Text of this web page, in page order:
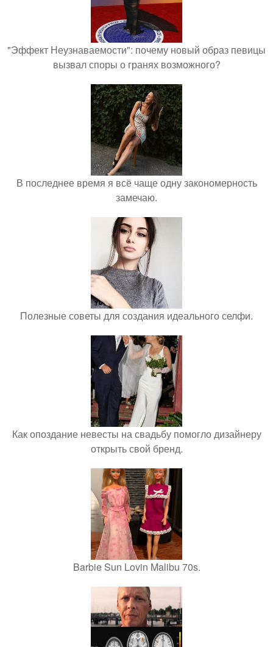
"Эффект Неузнаваемости": почему новый образ певицы
вызвал споры о гранях возможного?
В последнее время я всё чаще одну закономерность
замечаю.
Полезные советы для создания идеального селфи.
Как опоздание невесты на свадьбу помогло дизайнеру
открыть свой бренд.
Barbie Sun Lovin Malibu 70s.